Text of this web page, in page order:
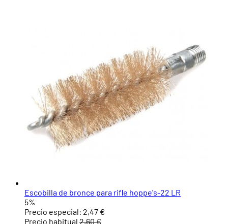
Escobilla de bronce para rifle hoppe's-22 LR
5%
Precio especial: 2,47 €
Precio habitual 2,60 €